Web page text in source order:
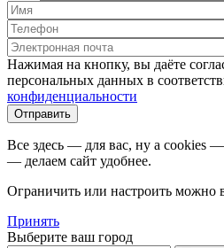
Нажимая на кнопку, вы даёте
персональных данных в
конфиденциальности
Все здесь — для вас, ну а cookies
— делаем сайт удобнее.
Ограничить или настроить можно в
Принять
Выберите ваш город